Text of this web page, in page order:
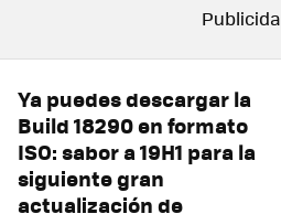
Ya puedes descargar la
Build 18290 en formato
ISO: sabor a 19H1 para la
siguiente gran
actualización de